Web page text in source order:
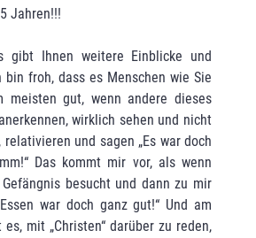
Jahren!!!
gibt Ihnen weitere Einblicke und
bin froh, dass es Menschen wie Sie
meisten gut, wenn andere dieses
wirklich sehen und nicht
und sagen „Es war doch
Das kommt mir vor, als wenn
besucht und dann zu mir
war doch ganz gut!“ Und am
mit „Christen“ darüber zu reden,